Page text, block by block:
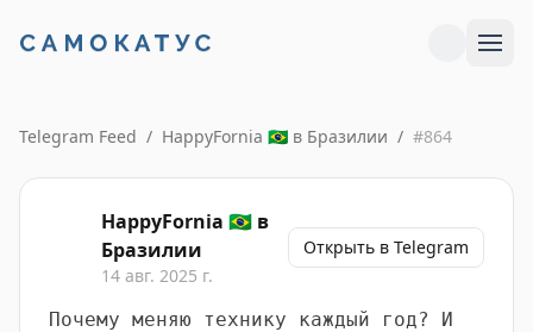
Telegram Feed / HappyFornia 🇧🇷 в Бразилии / #864
HappyFornia 🇧🇷 в
Бразилии
14 авг. 2025 г.
Открыть в Telegram
Почему меняю технику каждый год? И